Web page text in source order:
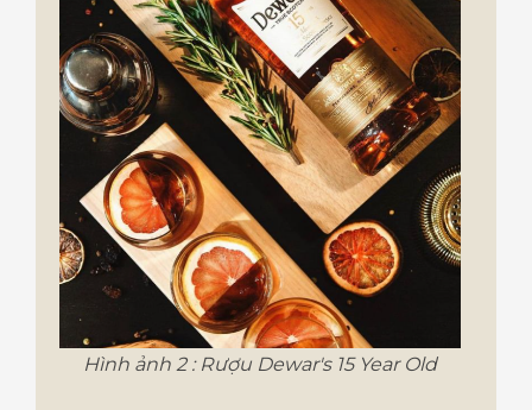
Hình ảnh 2 : Rượu Dewar's 15 Year Old